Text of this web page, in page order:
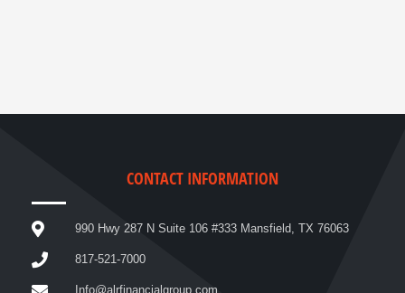
CONTACT INFORMATION
990 Hwy 287 N Suite 106 #333 Mansfield, TX 76063
817-521-7000
Info@alrfinancialgroup.com